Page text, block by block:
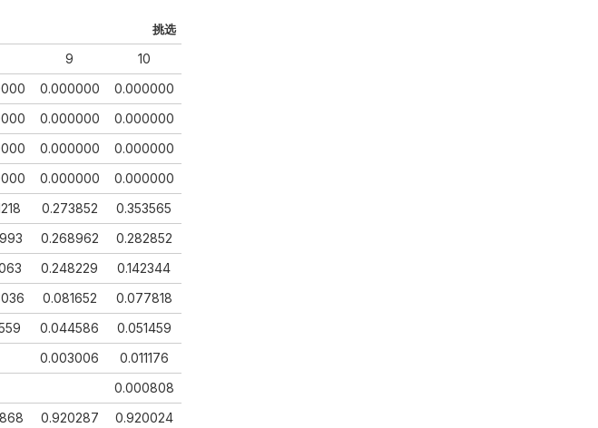
挑选
9
10
0.000000
0.000000
0.000000
0.000000
0.000000
0.000000
0.000000
0.000000
0.273852
0.353565
0.268962
0.282852
0.248229
0.142344
0.081652
0.077818
0.044586
0.051459
0.003006
0.011176
0.000808
0.920287 0.920024